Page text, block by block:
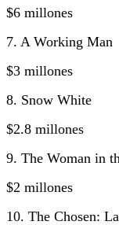
$6 millones
7. A Working Man
$3 millones
8. Snow White
$2.8 millones
9. The Woman in
$2 millones
10. The Chosen: